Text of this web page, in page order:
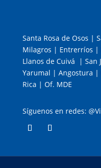
Santa Rosa de Osos |
Milagros | Entrerríos
Llanos de Cuivá | San
Yarumal | Angostura |
Rica | Of. MDE
Síguenos en redes: